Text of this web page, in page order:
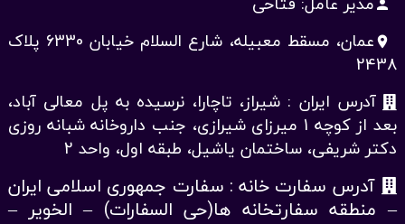
person
place
عمان، مسقط معبیله، شارع السلام خیابان 6330 پلاک
2438
آدرس ایران : شیراز، تاچارا، نرسیده به پل معالی آباد،
بعد از کوچه 1 میرزای شیرازی، جنب داروخانه شبانه روزی
دکتر شریفی، ساختمان یاشیل، طبقه اول، واحد 2
آدرس سفارت خانه : سفارت جمهوری اسلامی ایران
– منطقه سفارتخانه ها(حی السفارات) – الخویر –